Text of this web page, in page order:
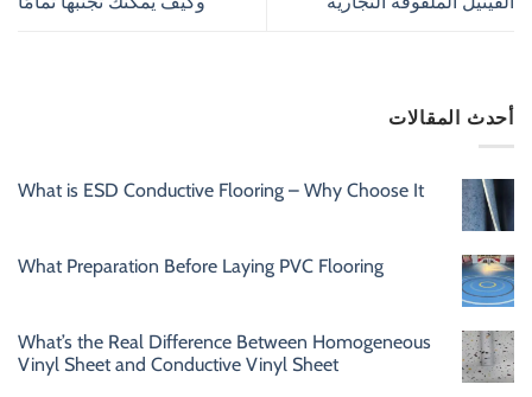
أحدث المقالات
What is ESD Conductive Flooring – Why Choose It
What Preparation Before Laying PVC Flooring
What’s the Real Difference Between Homogeneous
Vinyl Sheet and Conductive Vinyl Sheet